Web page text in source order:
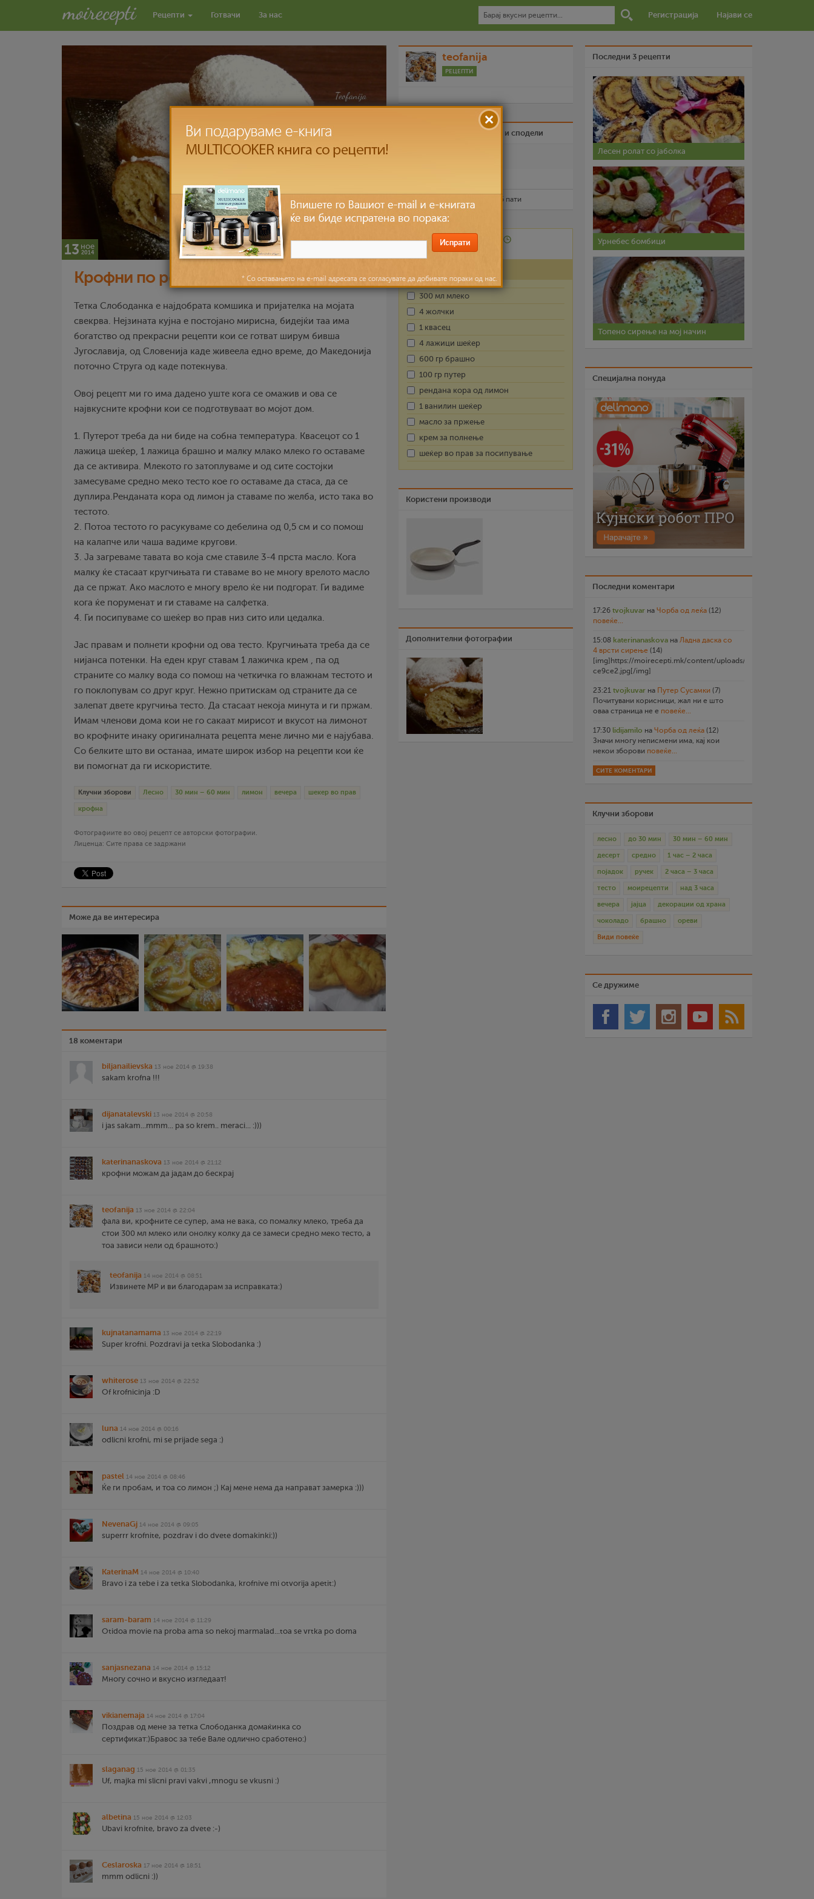
Рецепти Готвачи За нас Регистрација Најави се
13 ное
2014
Крофни по рецепт на тетка Слободанка
Тетка Слободанка е најдобрата комшика и пријателка на мојата
свекрва. Нејзината кујна е постојано мирисна, бидејќи таа има
богатство од прекрасни рецепти кои се готват ширум бивша
Југославија, од Словенија каде живеела едно време, до Македонија
поточно Струга од каде потекнува.
Овој рецепт ми го има дадено уште кога се омажив и ова се
највкусните крофни кои се подготвуваат во мојот дом.
1. Путерот треба да ни биде на собна температура. Квасецот со 1
лажица шеќер, 1 лажица брашно и малку млако млеко го оставаме
да се активира. Млекото го затоплуваме и од сите состојки
замесуваме средно меко тесто кое го оставаме да стаса, да се
дуплира.Ренданата кора од лимон ја ставаме по желба, исто така во
тестото.
2. Потоа тестото го расукуваме со дебелина од 0,5 см и со помош
на калапче или чаша вадиме кругови.
3. Ја загреваме тавата во која сме ставиле 3-4 прста масло. Кога
малку ќе стасаат кругчињата ги ставаме во не многу врелото масло
да се пржат. Ако маслото е многу врело ќе ни подгорат. Ги вадиме
кога ќе поруменат и ги ставаме на салфетка.
4. Ги посипуваме со шеќер во прав низ сито или цедалка.
Јас правам и полнети крофни од ова тесто. Кругчињата треба да се
нијанса потенки. На еден круг ставам 1 лажичка крем , па од
страните со малку вода со помош на четкичка го влажнам тестото и
го поклопувам со друг круг. Нежно притискам од страните да се
залепат двете кругчиња тесто. Да стасаат некоја минута и ги пржам.
Имам членови дома кои не го сакаат мирисот и вкусот на лимонот
во крофните инаку оригиналната рецепта мене лично ми е најубава.
Со белките што ви останаа, имате широк избор на рецепти кои ќе
ви помогнат да ги искористите.
Клучни зборови Лесно 30 мин – 60 мин лимон вечера шекер во прав
крофна
Фотографиите во овој рецепт се авторски фотографии.
Лиценца: Сите права се задржани
Може да ве интересира
18 коментари
biljanailievska 13 ное 2014 @ 19:38
sakam krofna !!!
dijanatalevski 13 ное 2014 @ 20:58
i jas sakam...mmm... pa so krem.. meraci... :)))
katerinanaskova 13 ное 2014 @ 21:12
крофни можам да јадам до бескрај
teofanija 13 ное 2014 @ 22:04
фала ви, крофните се супер, ама не вака, со помалку млеко, треба да
стои 300 мл млеко или онолку колку да се замеси средно меко тесто, а
тоа зависи нели од брашното:)
teofanija 14 ное 2014 @ 08:51
Извинете МР и ви благодарам за исправката:)
kujnatanamama 13 ное 2014 @ 22:19
Super krofni. Pozdravi ja tetka Slobodanka :)
whiterose 13 ное 2014 @ 22:52
Of krofnicinja :D
luna 14 ное 2014 @ 00:16
odlicni krofni, mi se prijade sega :)
pastel 14 ное 2014 @ 08:46
Ќе ги пробам, и тоа со лимон ;) Кај мене нема да направат замерка :)))
NevenaGj 14 ное 2014 @ 09:05
superrr krofnite, pozdrav i do dvete domakinki:))
KaterinaM 14 ное 2014 @ 10:40
Bravo i za tebe i za tetka Slobodanka, krofnive mi otvorija apetit:)
saram-baram 14 ное 2014 @ 11:29
Otidoa movie na proba ama so nekoj marmalad...toa se vrtka po doma
sanjasnezana 14 ное 2014 @ 15:12
Многу сочно и вкусно изгледаат!
vikianemaja 14 ное 2014 @ 17:04
Поздрав од мене за тетка Слободанка домаќинка со
сертификат:)Бравос за тебе Вале одлично сработено:)
slaganag 15 ное 2014 @ 01:35
Uf, majka mi slicni pravi vakvi ,mnogu se vkusni :)
albetina 15 ное 2014 @ 12:03
Ubavi krofnite, bravo za dvete :-)
Ceslaroska 17 ное 2014 @ 18:51
mmm odlicni :))
teofanija
РЕЦЕПТИ
Биди вистински пријател и сподели
Рецептот е прочитан 15,996 пати
Лесно
повеќе лица
30 мин – 60 мин
300 мл млеко
4 жолчки
1 квасец
4 лажици шеќер
600 гр брашно
100 гр путер
рендана кора од лимон
1 ванилин шеќер
масло за пржење
крем за полнење
шеќер во прав за посипување
Користени производи
Дополнителни фотографии
Последни 3 рецепти
Лесен ролат со јаболка
Урнебес бомбици
Топено сирење на мој начин
Специјална понуда
Последни коментари
17:26 tvojkuvar на Чорба од леќа (12)
повеќе...
15:08 katerinanaskova на Ладна даска со
4 врсти сирење (14)
[img]https://moirecepti.mk/content/uploads/2026/07/
ce9ce2.jpg[/img]
23:21 tvojkuvar на Путер Сусамки (7)
Почитувани корисници, жал ни е што
оваа страница не е повеќе...
17:30 lidijamilo на Чорба од леќа (12)
Значи многу неписмени има, кај кои
некои зборови повеќе...
СИТЕ КОМЕНТАРИ
Клучни зборови
лесно до 30 мин 30 мин – 60 мин
десерт средно 1 час – 2 часа
појадок ручек 2 часа – 3 часа
тесто моирецепти над 3 часа
вечера јајца декорации од храна
чоколадо брашно ореви
Види повеќе
Се дружиме